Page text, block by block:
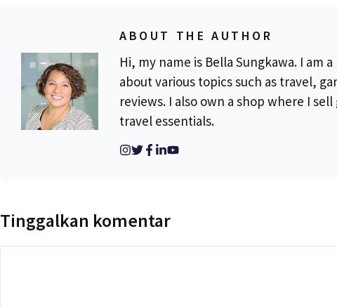
ABOUT THE AUTHOR
Hi, my name is Bella Sungkawa. I am
about various topics such as travel,
reviews. I also own a shop where I
travel essentials.
Tinggalkan komentar